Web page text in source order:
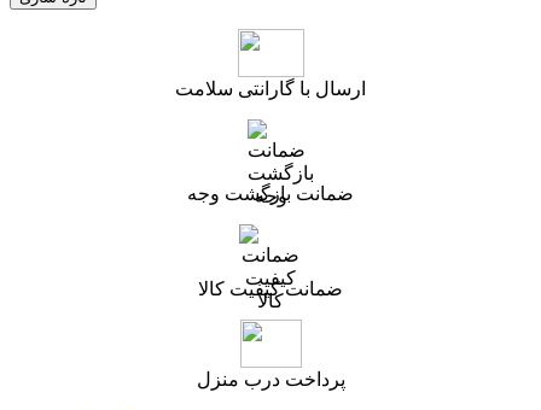
ارسال با گارانتی سلامت
ضمانت بازگشت وجه
ضمانت کیفیت کالا
پرداخت درب منزل